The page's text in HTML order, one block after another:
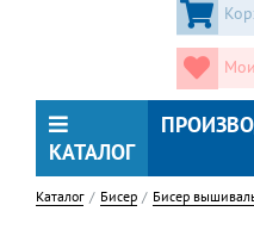
КАТАЛОГ
Каталог Бисер Бисер